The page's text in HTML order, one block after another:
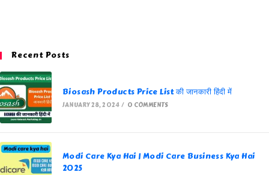
Recent Posts
Biosash Products Price List की जानकारी हिंदी में
JANUARY 28, 2024 / 0 COMMENTS
Modi Care Kya Hai | Modi Care Business Kya Hai
2025